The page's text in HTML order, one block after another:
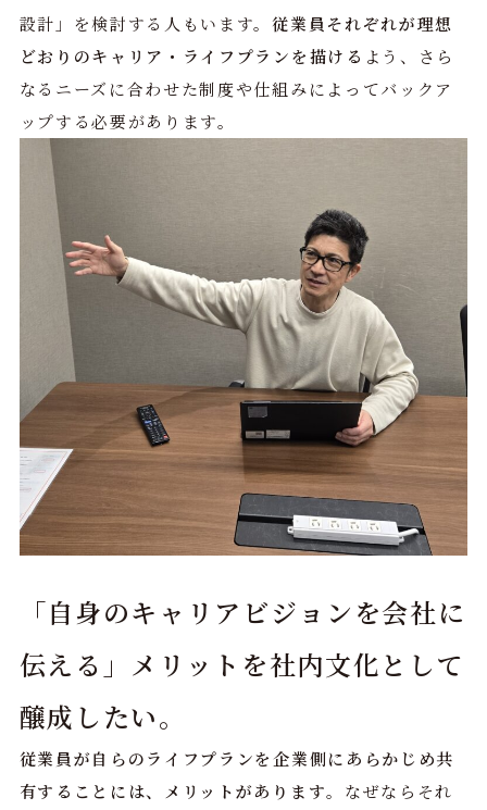
設計」を検討する人もいます。従業員それぞれが理想
どおりのキャリア・ライフプランを描ける よう、さら
なるニーズに合わせた制度や仕組みによってバックア
ップする必要があります。
「自身のキャリアビジョンを会社に
伝える」メリットを社内文化として
醸成したい。
従業員が自らのライフプランを企業側にあらかじめ共
有することには、メリットがあります。なぜならそれ